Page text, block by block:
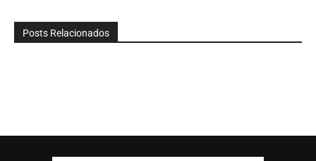
Posts Relacionados